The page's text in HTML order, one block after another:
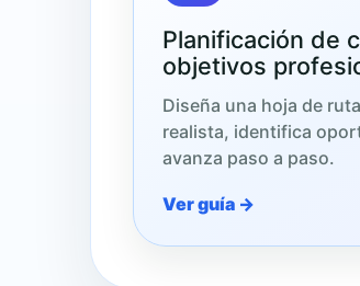
Planificación de
objetivos
Diseña una hoja de
realista, identifica
avanza paso a paso.
Ver guía →